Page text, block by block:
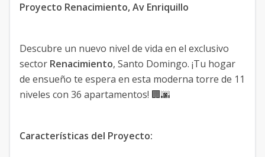
Proyecto Renacimiento, Av Enriquillo
Descubre un nuevo nivel de vida en el exclusivo
sector Renacimiento, Santo Domingo. ¡Tu hogar
de ensueño te espera en esta moderna torre de 11
niveles con 36 apartamentos! 🏢🌆
Características del Proyecto: